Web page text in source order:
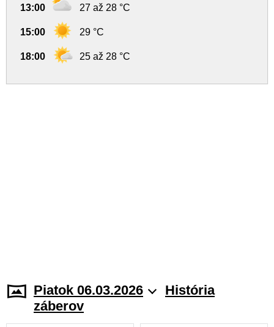
13:00 27 až 28 °C
15:00 29 °C
18:00 25 až 28 °C
Piatok 06.03.2026
História
záberov